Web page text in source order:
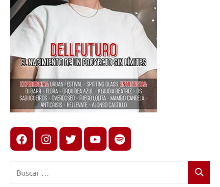
FacebookInstagram
X youtubespotify
Buscar